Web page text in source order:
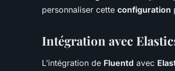
personnaliser cette configuration
Intégration avec
L’intégration de Fluentd avec